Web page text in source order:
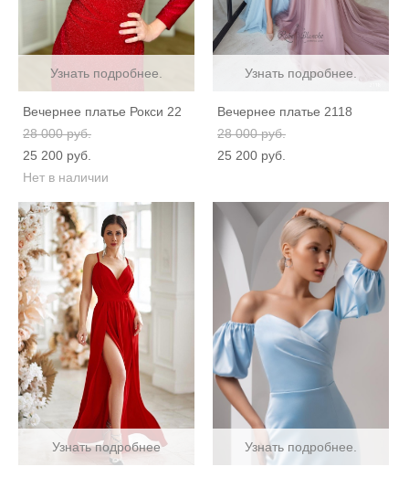
Узнать подробнее.
Вечернее платье Рокси 22
28 000 pуб.
25 200 pуб.
Нет в наличии
Узнать подробнее.
Вечернее платье 2118
28 000 pуб.
25 200 pуб.
Узнать подробнее Узнать подробнее.